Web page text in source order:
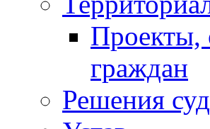
Проекты,
граждан
Решения